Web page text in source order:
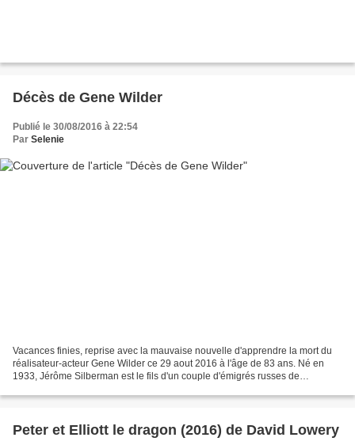
Décès de Gene Wilder
Publié le 30/08/2016 à 22:54
Par Selenie
Vacances finies, reprise avec la mauvaise nouvelle d'apprendre la mort du
réalisateur-acteur Gene Wilder ce 29 aout 2016 à l'âge de 83 ans. Né en
1933, Jérôme Silberman est le fils d'un couple d'émigrés russes de
Peter et Elliott le dragon (2016) de David Lowery